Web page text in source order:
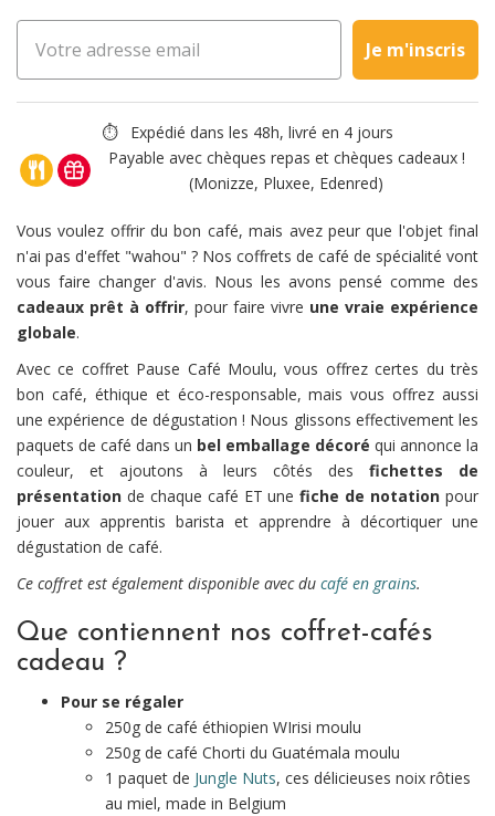
Je m'inscris
⏱ Expédié dans les 48h, livré en 4 jours
Payable avec chèques repas et chèques cadeaux !
(Monizze, Pluxee, Edenred)
Vous voulez offrir du bon café, mais avez peur que l'objet final
n'ai pas d'effet "wahou" ? Nos coffrets de café de spécialité vont
vous faire changer d'avis. Nous les avons pensé comme des
cadeaux prêt à offrir, pour faire vivre une vraie expérience
globale.
Avec ce coffret Pause Café Moulu, vous offrez certes du très
bon café, éthique et éco-responsable, mais vous offrez aussi
une expérience de dégustation ! Nous glissons effectivement les
paquets de café dans un bel emballage décoré qui annonce la
couleur, et ajoutons à leurs côtés des fichettes de
présentation de chaque café ET unefiche de notationpour
jouer aux apprentis barista et apprendre à décortiquer une
dégustation de café.
Ce coffret est également disponible avec du café en grains.
Que contiennent nos coffret-cafés
cadeau ?
Pour se régaler
250g de café éthiopien WIrisi moulu
250g de café Chorti du Guatémala moulu
1 paquet de Jungle Nuts, ces délicieuses noix rôties
au miel, made in Belgium